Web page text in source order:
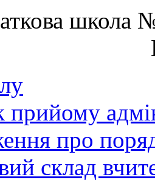
школа
прийому
про
склад